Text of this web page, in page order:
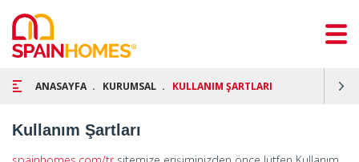
ANASAYFA KURUMSAL KULLANIM ŞARTLARI
Kullanım Şartları